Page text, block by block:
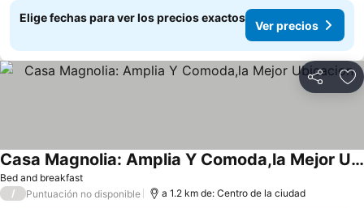
Elige fechas para ver los precios exactos
Ver precios
Compartir
Bed and breakfast
Casa Magnolia: Amplia Y Comoda,la Mejor Ubicacion
Ver precios
/ Puntuación no disponible a 1.2 km de: Centro de la ciudad